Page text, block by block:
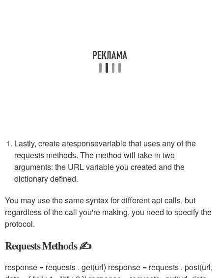
Lastly, create aresponsevariable that uses any of the
requests methods. The method will take in two
arguments: the URL variable you created and the
dictionary defined.
You may use the same syntax for different api calls, but
regardless of the call you're making, you need to specify the
protocol.
Requests Methods ✍️
response = requests . get(url) response = requests . post(url,